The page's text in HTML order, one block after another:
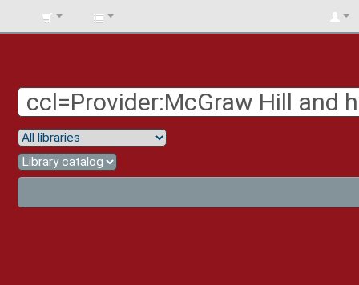
BIBLIOTECA